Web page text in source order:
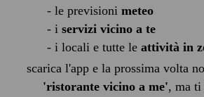
- le previsioni meteo
- i servizi vicino a te
- i locali e tutte le attività in
scarica l'app e la prossima volta
'ristorante vicino a me', ma ti